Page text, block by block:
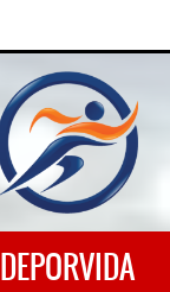
DEPORVIDA